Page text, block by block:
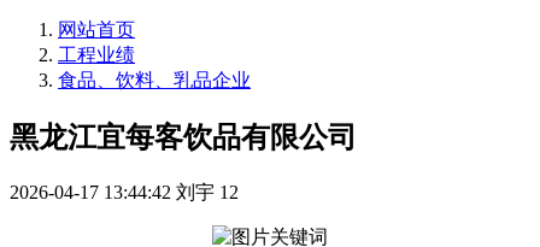
网站首页
工程业绩
食品、饮料、乳品企业
黑龙江宜每客饮品有限公司
2026-04-17 13:44:42 刘宇 12